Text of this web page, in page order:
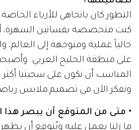
التطور كان باتجاهي للأزياء
كنت متخصصة بفساتين
حالياً عملية ومتوجهة إلى العالم،
على منطقة الخليج العربي.
المناسب أن نكون على سجيتنا أكثر
ونفكر الآن في تصميم ملابس
• متى من المتوقع أن يبصر هذا
ما زلنا نعمل عليه ويُتوقع أن